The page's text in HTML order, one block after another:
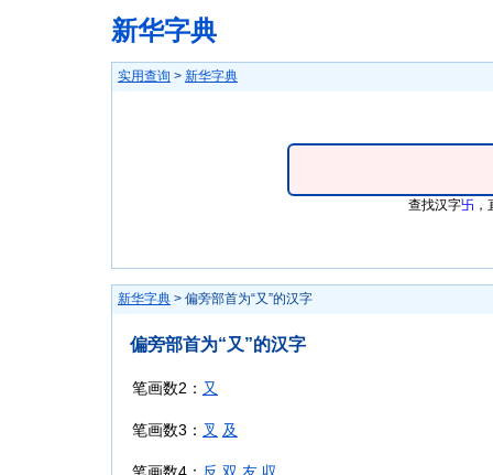
新华字典
实用查询 > 新华字典
查找汉字卐
新华字典 > 偏旁部首为“又”的汉字
偏旁部首为“又”的汉字
笔画数2： 又
笔画数3： 叉 及